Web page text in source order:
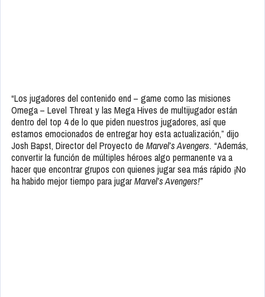
“Los jugadores del contenido end – game como las misiones
Omega – Level Threat y las Mega Hives de multijugador están
dentro del top 4 de lo que piden nuestros jugadores, así que
estamos emocionados de entregar hoy esta actualización,” dijo
Josh Bapst, Director del Proyecto de Marvel’s Avengers. “Además,
convertir la función de múltiples héroes algo permanente va a
hacer que encontrar grupos con quienes jugar sea más rápido ¡No
ha habido mejor tiempo para jugarMarvel’s Avengers!”